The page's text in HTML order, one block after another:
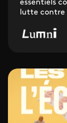
essentiels
lutte contre